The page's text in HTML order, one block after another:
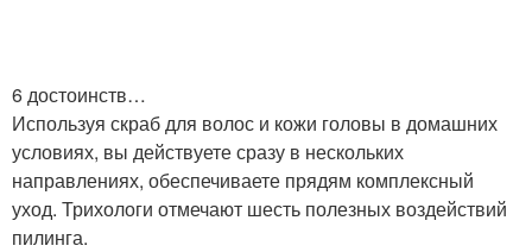
6 достоинств…
Используя скраб для волос и кожи головы в домашних
условиях, вы действуете сразу в нескольких
направлениях, обеспечиваете прядям комплексный
уход. Трихологи отмечают шесть полезных воздействий
пилинга.